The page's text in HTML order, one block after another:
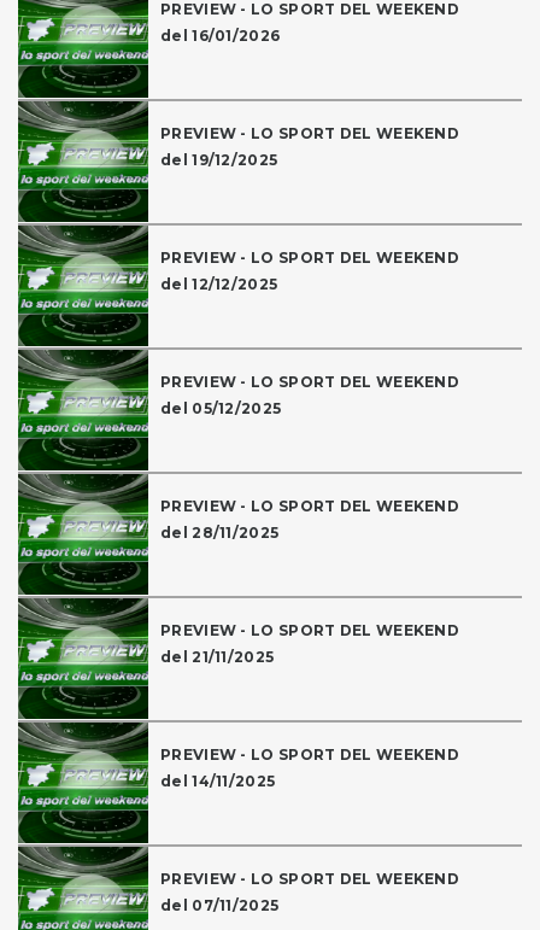
PREVIEW - LO SPORT DEL WEEKEND
del 16/01/2026
PREVIEW - LO SPORT DEL WEEKEND
del 19/12/2025
PREVIEW - LO SPORT DEL WEEKEND
del 12/12/2025
PREVIEW - LO SPORT DEL WEEKEND
del 05/12/2025
PREVIEW - LO SPORT DEL WEEKEND
del 28/11/2025
PREVIEW - LO SPORT DEL WEEKEND
del 21/11/2025
PREVIEW - LO SPORT DEL WEEKEND
del 14/11/2025
PREVIEW - LO SPORT DEL WEEKEND
del 07/11/2025